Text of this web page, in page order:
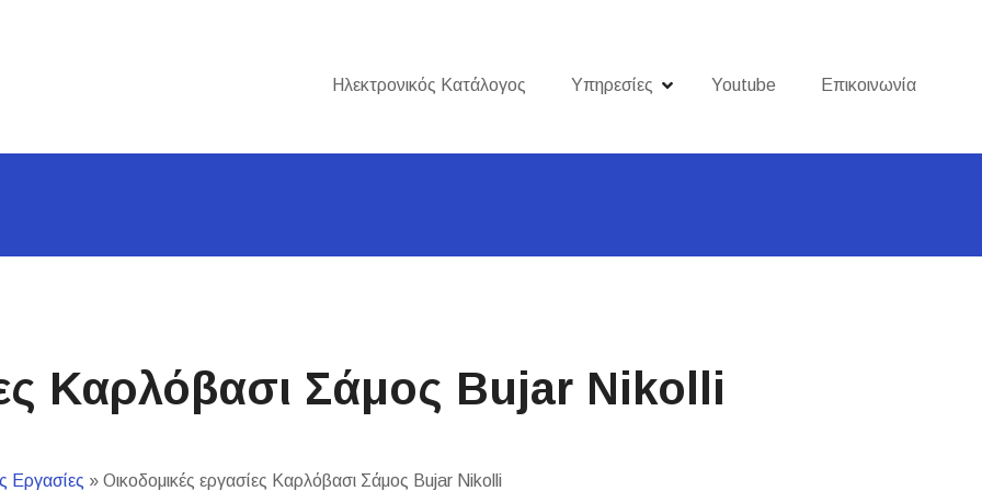
Ηλεκτρονικός Κατάλογος Υπηρεσίες Youtube Επικοινωνία
Καρλόβασι Σάμος Bujar Nikolli
Εργασίες » Οικοδομικές εργασίες Καρλόβασι Σάμος Bujar Nikolli